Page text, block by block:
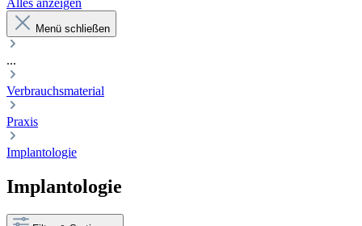
Alles anzeigen
Menü schließen
...
Verbrauchsmaterial
Praxis
Implantologie
Implantologie